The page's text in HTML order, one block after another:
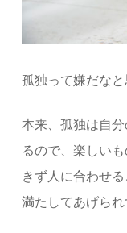
孤独って嫌だなと
本来、孤独は自
るので、楽しい
きず人に合わせ
満たしてあげられ